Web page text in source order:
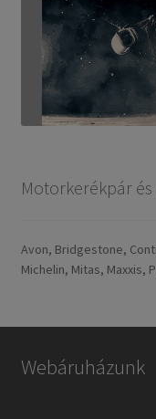
Motorkerékpár
Avon, Bridgestone,
Michelin, Mitas, Maxxis,
Webáruházunk